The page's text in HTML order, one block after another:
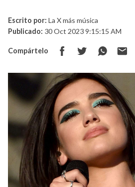
Escrito por: La X más música
Publicado: 30 Oct 2023 9:15:15 AM
Compártelo